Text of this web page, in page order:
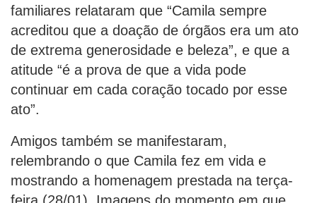
familiares relataram que “Camila sempre
acreditou que a doação de órgãos era um ato
de extrema generosidade e beleza”, e que a
atitude “é a prova de que a vida pode
continuar em cada coração tocado por esse
ato”.
Amigos também se manifestaram,
relembrando o que Camila fez em vida e
mostrando a homenagem prestada na terça-